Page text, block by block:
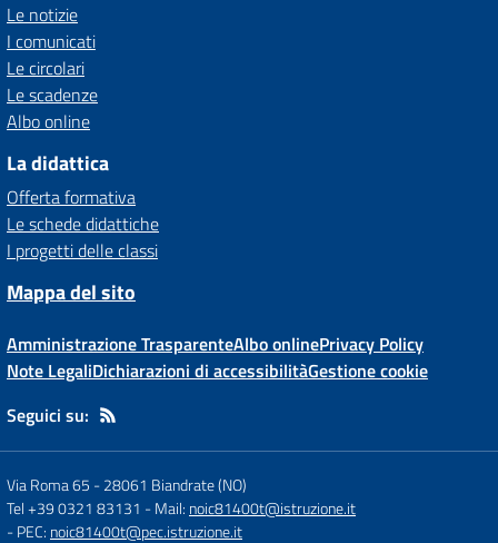
Le notizie
I comunicati
Le circolari
Le scadenze
Albo online
La didattica
Offerta formativa
Le schede didattiche
I progetti delle classi
Mappa del sito
Amministrazione TrasparenteAlbo onlinePrivacy Policy
Note LegaliDichiarazioni di accessibilitàGestione cookie
Seguici su:
Via Roma 65 -28061 Biandrate (NO)
Tel +39 0321 83131 - Mail: noic81400t@istruzione.it
- PEC: noic81400t@pec.istruzione.it